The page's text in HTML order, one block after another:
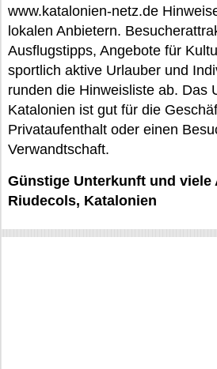
www.katalonien-netz.de
lokalen Anbietern.
Ausflugstipps, Angebote für
sportlich aktive Urlauber und
runden die Hinweisliste ab. Das
Katalonien ist gut für die
Privataufenthalt oder einen
Verwandtschaft.
Günstige Unterkunft und
Riudecols, Katalonien